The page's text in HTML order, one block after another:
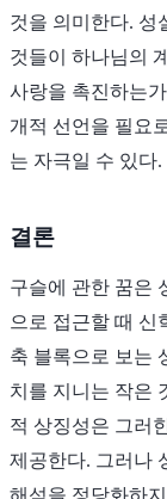
것을 의미한다. 성
것들이 하나님의
사랑을 촉진하는
개적 선언을 필요
는 자극일 수 있다.
결론
구슬에 관한 꿈은
으로 접근할 때 신
축 블록으로 보는
치를 지니는 작은
적 상징성은 그러
제공한다. 그러나
해석을 정당화하